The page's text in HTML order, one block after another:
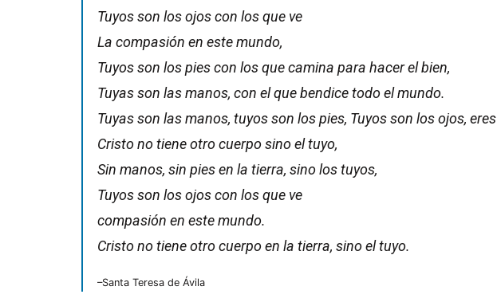
Tuyos son los ojos con los que ve
La compasión en este mundo,
Tuyos son los pies con los que camina para hacer el bien,
Tuyas son las manos, con el que bendice todo el mundo.
Tuyas son las manos, tuyos son los pies, Tuyos son los ojos,
Cristo no tiene otro cuerpo sino el tuyo,
Sin manos, sin pies en la tierra, sino los tuyos,
Tuyos son los ojos con los que ve
compasión en este mundo.
Cristo no tiene otro cuerpo en la tierra, sino el tuyo.
–Santa Teresa de Ávila